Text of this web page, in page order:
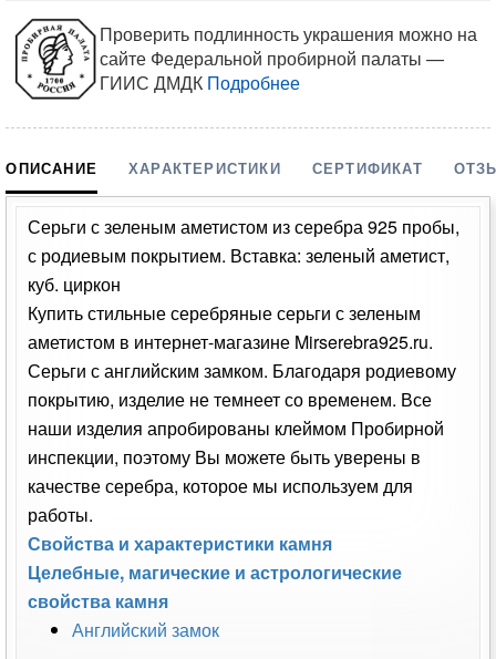
Проверить подлинность украшения можно на
сайте Федеральной пробирной палаты —
ГИИС ДМДК Подробнее
ОПИСАНИЕ ХАРАКТЕРИСТИКИ СЕРТИФИКАТ
Серьги с зеленым аметистом из серебра 925 пробы,
с родиевым покрытием. Вставка: зеленый аметист,
куб. циркон
Купить стильные серебряные серьги с зеленым
аметистом в интернет-магазине Mirserebra925.ru.
Серьги с английским замком. Благодаря родиевому
покрытию, изделие не темнеет со временем. Все
наши изделия апробированы клеймом Пробирной
инспекции, поэтому Вы можете быть уверены в
качестве серебра, которое мы используем для
работы.
Свойства и характеристики камня
Целебные, магические и астрологические
свойства камня
Английский замок